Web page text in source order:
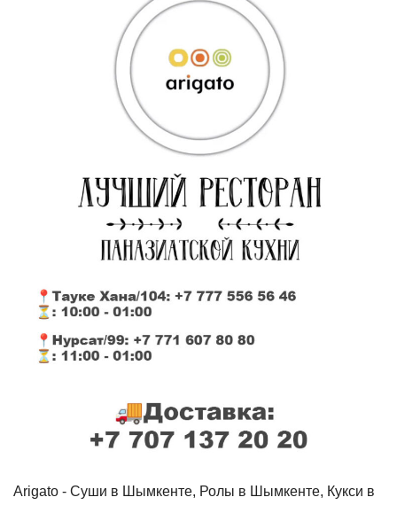
Arigato - Cуши в Шымкенте, Ролы в Шымкенте, Кукси в